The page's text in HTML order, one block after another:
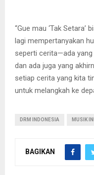
“Gue mau ‘Tak Setara’
lagi mempertanyakan
seperti cerita—ada yang
dan ada juga yang
setiap cerita yang kita
untuk melangkah ke
DRM INDONESIA MUSIK
BAGIKAN